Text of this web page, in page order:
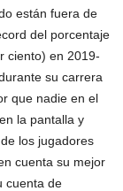
están fuera de
del porcentaje
ciento) en 2019-
su carrera
que nadie en el
la pantalla y
los jugadores
cuenta su mejor
cuenta de